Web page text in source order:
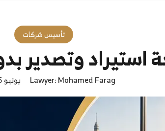
تأسيس شركات
استيراد وتصدير
Lawyer: Mohamed Farag يونيو 25, 2026